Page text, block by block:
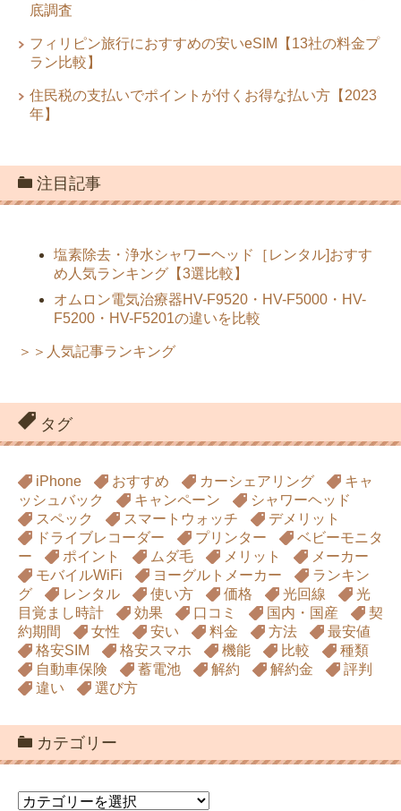
底調査
フィリピン旅行におすすめの安いeSIM【13社の料金プ
ラン比較】
住民税の支払いでポイントが付くお得な払い方【2023
年】
注目記事
塩素除去・浄水シャワーヘッド［レンタル]おすす
め人気ランキング【3選比較】
オムロン電気治療器HV-F9520・HV-F5000・HV-
F5200・HV-F5201の違いを比較
＞＞人気記事ランキング
タグ
iPhone おすすめ カーシェアリング
キャ
ッシュバック
キャンペーン
シャワーヘッド
スペック
スマートウォッチ
デメリット
ドライブレコーダー
プリンター
ベビーモニタ
ー
ポイント ムダ毛 メリット
メーカー
モバイルWiFi
ヨーグルトメーカー
ランキン
グ
レンタル 使い方 価格 光回線
光
目覚まし時計
効果 口コミ 国内・国産
契
約期間
女性 安い 料金 方法
最安値
格安SIM
格安スマホ 機能 比較
種類
自動車保険
蓄電池 解約 解約金
評判
違い
選び方
カテゴリー
カ